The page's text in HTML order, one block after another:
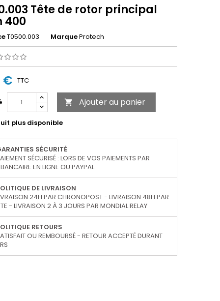
Tête de rotor principal
400
T0500.003 MarqueProtech
€ TTC
 Ajouter au panier
plus disponible
SÉCURITÉ
SÉCURISÉ : LORS DE VOS PAIEMENTS PAR
EN LIGNE OU PAYPAL
DE LIVRAISON
24H PAR CHRONOPOST - LIVRAISON 48H PAR
- LIVRAISON 2 À 3 JOURS PAR MONDIAL RELAY
RETOURS
OU REMBOURSÉ - RETOUR ACCEPTÉ DURANT